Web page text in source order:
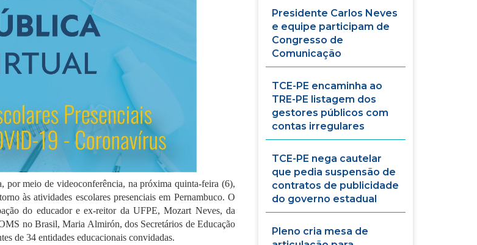
meio de videoconferência, na próxima quinta-feira (6),
às atividades escolares presenciais em Pernambuco. O
do educador e ex-reitor da UFPE, Mozart Neves, da
no Brasil, Maria Almirón, dos Secretários de Educação
de 34 entidades educacionais convidadas.
Presidente Carlos Neves
e equipe participam de
Congresso de
Comunicação
TCE-PE encaminha ao
TRE-PE listagem dos
gestores públicos com
contas irregulares
TCE-PE nega cautelar
que pedia suspensão de
contratos de publicidade
do governo estadual
Pleno cria mesa de